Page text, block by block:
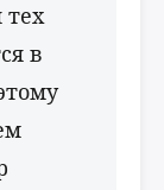
тех
в